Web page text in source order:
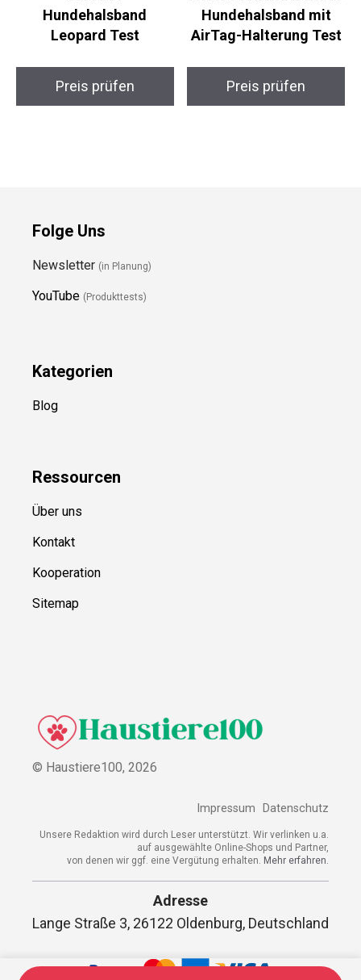
Hundehalsband
Leopard Test
Preis prüfen
Hundehalsband mit
AirTag-Halterung Test
Preis prüfen
Folge Uns
Newsletter (in Planung)
YouTube (Produkttests)
Kategorien
Blog
Ressourcen
Über uns
Kontakt
Kooperation
Sitemap
© Haustiere100, 2026
Impressum Datenschutz
Unsere Redaktion wird durch Leser unterstützt. Wir verlinken u.a.
auf ausgewählte Online-Shops und Partner,
von denen wir ggf. eine Vergütung erhalten. Mehr erfahren.
Adresse
Lange Straße 3, 26122 Oldenburg, Deutschland